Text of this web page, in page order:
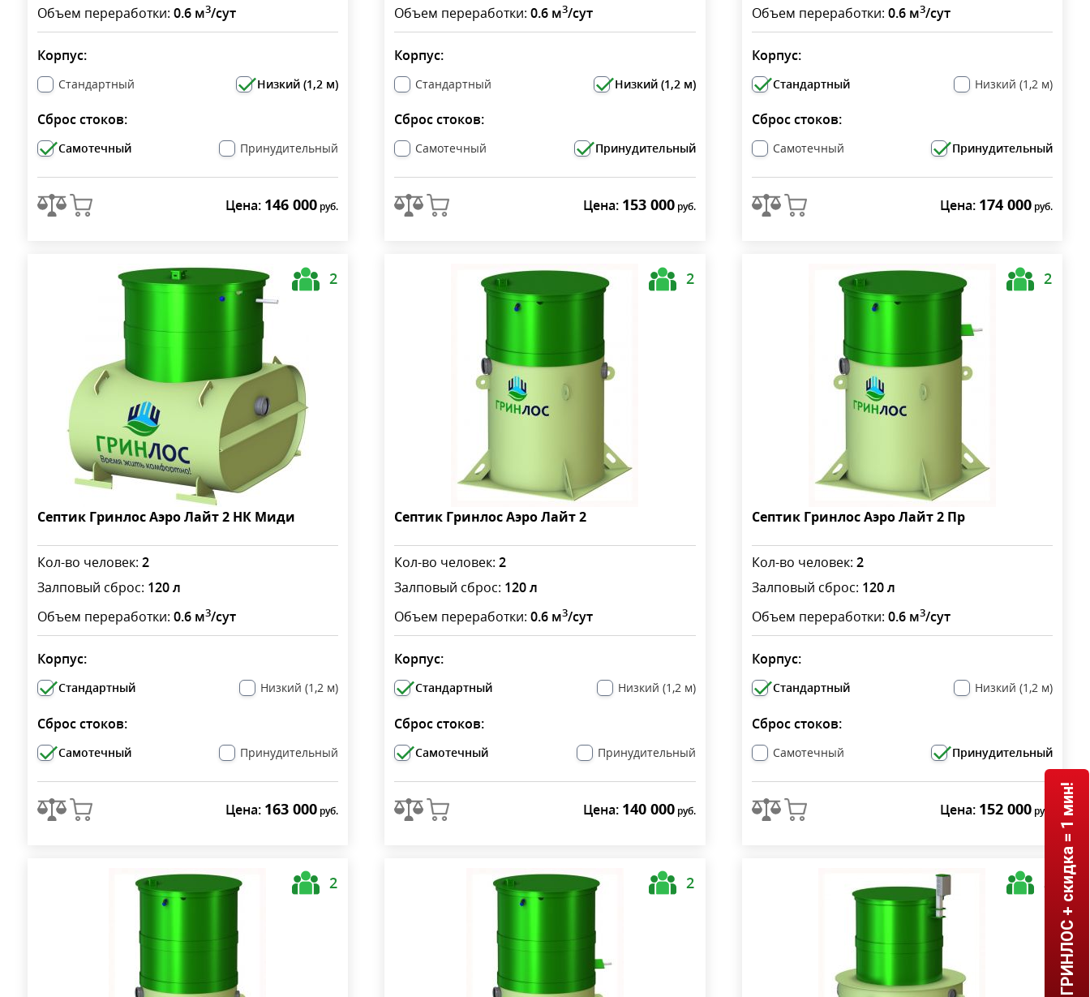
Объем переработки: 0.6 м3/сут
Корпус:
Стандартный Низкий (1,2 м)
Сброс стоков:
Самотечный Принудительный
Цена: 146 000 руб.
Объем переработки:0.6 м3/сут
Корпус:
Стандартный Низкий (1,2 м)
Сброс стоков:
Самотечный Принудительный
Цена: 153 000руб.
Объем переработки: 0.6 м3/сут
Корпус:
Стандартный Низкий (1,2 м)
Сброс стоков:
Самотечный Принудительный
Цена: 174 000 руб.
Септик Гринлос Аэро Лайт 2 НК Миди
2
Кол-во человек: 2
Залповый сброс: 120 л
Объем переработки: 0.6 м3/сут
Корпус:
Стандартный Низкий (1,2 м)
Сброс стоков:
Самотечный Принудительный
Цена: 163 000 руб.
Септик Гринлос Аэро Лайт 2
2
Кол-во человек:2
Залповый сброс: 120 л
Объем переработки:0.6 м3/сут
Корпус:
Стандартный Низкий (1,2 м)
Сброс стоков:
Самотечный Принудительный
Цена: 140 000руб.
Септик Гринлос Аэро Лайт 2 Пр
2
Кол-во человек: 2
Залповый сброс: 120 л
Объем переработки: 0.6 м3/сут
Корпус:
Стандартный Низкий (1,2 м)
Сброс стоков:
Самотечный Принудительный
Цена: 152 000 руб.
2 2 3 ГРИНЛОС + скидка = 1 мин!